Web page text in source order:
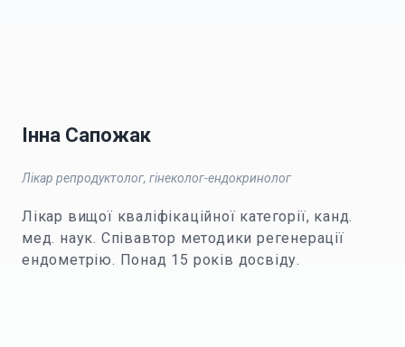
Інна Сапожак
Лікар репродуктолог, гінеколог-ендокринолог
Лікар вищої кваліфікаційної категорії, канд.
мед. наук. Співавтор методики регенерації
ендометрію. Понад 15 років досвіду.